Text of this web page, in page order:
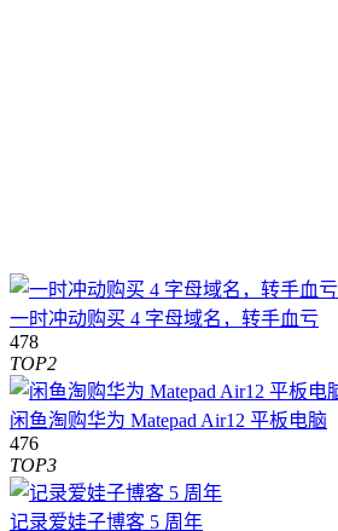
一时冲动购买 4 字母域名，转手血亏
478
TOP2
闲鱼淘购华为 Matepad Air12 平板电脑
476
TOP3
记录爱娃子博客 5 周年